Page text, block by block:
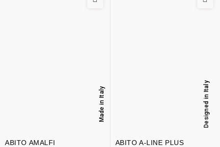
ABITO AMALFI
Made in Italy
ABITO A-LINE PLUS
Designed in Italy